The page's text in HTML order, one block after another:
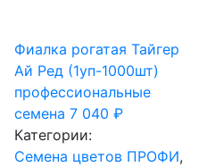
Фиалка рогатая Тайгер
Ай Ред (1уп-1000шт)
профессиональные
семена 7 040₽
Категории:
Cемена цветов ПРОФИ,